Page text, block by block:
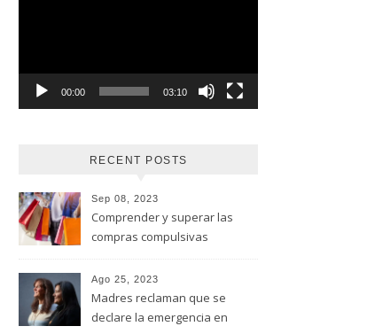
00:00 03:10
RECENT POSTS
Sep 08, 2023
Comprender y superar las
compras compulsivas
Ago 25, 2023
Madres reclaman que se
declare la emergencia en